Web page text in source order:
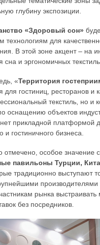
глубину экспозиции.
«Здоровый сон»
технологиям для
В этой зоне акцент – на
сна и эргономичных
«Территория
для гостиниц, ресторанов и
текстиль, но и
оснащению объектов
прикладной платформой
и гостиничного бизнеса.
отмечено, особое значение
павильоны Турции,
традиционно выступают
производителями
рынка
без посредников.